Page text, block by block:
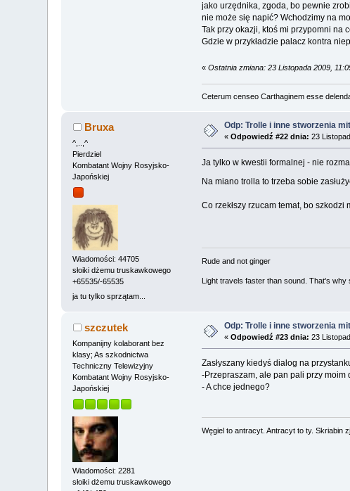
jako urzędnika, zgoda, bo pewnie
nie może się napić? Wchodzimy na
Tak przy okazji, ktoś mi przypomni na
Gdzie w przykładzie palacz kontra
« Ostatnia zmiana: 23 Listopada 2009,
Ceterum censeo Carthaginem esse
Bruxa
^,..,^
Pierdziel
Kombatant Wojny Rosyjsko-
Japońskiej
Wiadomości: 44705
słoiki dżemu truskawkowego
+65535/-65535
ja tu tylko sprzątam...
Odp: Trolle i inne stworzenia
«Odpowiedź #22 dnia: 23
Ja tylko w kwestii formalnej - nie
Na miano trolla to trzeba sobie
Co rzekłszy rzucam temat, bo
Rude and not ginger
Light travels faster than sound. That's why
szczutek
Kompanijny kolaborant bez
klasy; As szkodnictwa
Techniczny Telewizyjny
Kombatant Wojny Rosyjsko-
Japońskiej
Wiadomości: 2281
słoiki dżemu truskawkowego
Odp: Trolle i inne stworzenia
«Odpowiedź #23 dnia: 23
Zasłyszany kiedyś dialog na
-Przepraszam, ale pan pali przy moim
- A chce jednego?
Węgiel to antracyt. Antracyt to ty. Skriabin